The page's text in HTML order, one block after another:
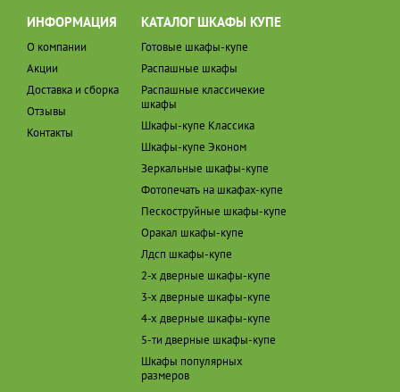
ИНФОРМАЦИЯ
О компании
Акции
Доставка и сборка
Отзывы
Контакты
КАТАЛОГ ШКАФЫ КУПЕ
Готовые шкафы-купе
Распашные шкафы
Распашные классичекие
шкафы
Шкафы-купе Классика
Шкафы-купе Эконом
Зеркальные шкафы-купе
Фотопечать на шкафах-купе
Пескоструйные шкафы-купе
Оракал шкафы-купе
Лдсп шкафы-купе
2-х дверные шкафы-купе
3-х дверные шкафы-купе
4-х дверные шкафы-купе
5-ти дверные шкафы-купе
Шкафы популярных
размеров